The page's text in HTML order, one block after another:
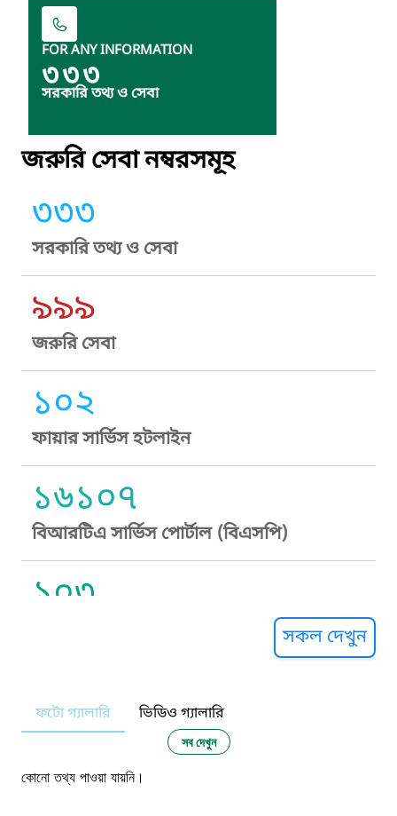
FOR ANY INFORMATION
৩৩৩
সরকারি তথ্য ও সেবা
জরুরি সেবা নম্বরসমূহ
৩৩৩
সরকারি তথ্য ও সেবা
৯৯৯
জরুরি সেবা
১০২
ফায়ার সার্ভিস হটলাইন
১৬১০৭
বিআরটিএ সার্ভিস পোর্টাল (বিএসপি)
১০৩
নারী ও শিশু নির্যাতন প্রতিরোধ
১০৬
সকল দেখুন
ফটো গ্যালারি ভিডিও গ্যালারি
সব দেখুন
কোনো তথ্য পাওয়া যায়নি।